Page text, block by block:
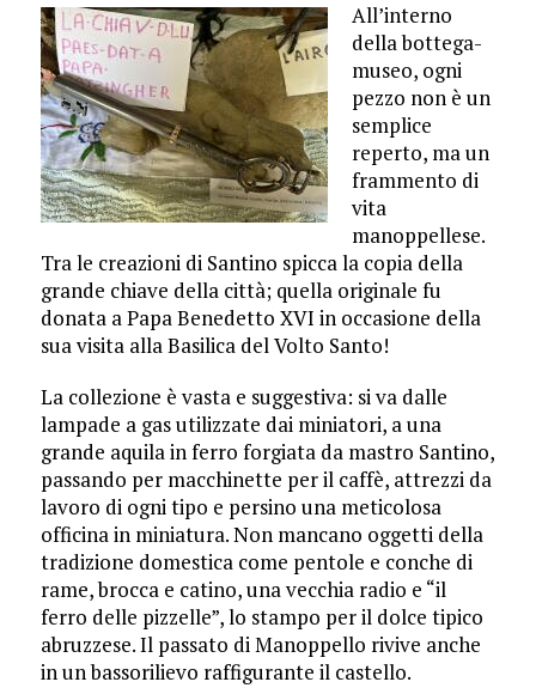
All’interno
della bottega-
museo, ogni
pezzo non è un
semplice
reperto, ma un
frammento di
vita
manoppellese.
Tra le creazioni di Santino spicca la copia della
grande chiave della città; quella originale fu
donata a Papa Benedetto XVI in occasione della
sua visita alla Basilica del Volto Santo!
La collezione è vasta e suggestiva: si va dalle
lampade a gas utilizzate dai miniatori, a una
grande aquila in ferro forgiata da mastro Santino,
passando per macchinette per il caffè, attrezzi da
lavoro di ogni tipo e persino una meticolosa
officina in miniatura. Non mancano oggetti della
tradizione domestica come pentole e conche di
rame, brocca e catino, una vecchia radio e “il
ferro delle pizzelle”, lo stampo per il dolce tipico
abruzzese. Il passato di Manoppello rivive anche
in un bassorilievo raffigurante il castello.